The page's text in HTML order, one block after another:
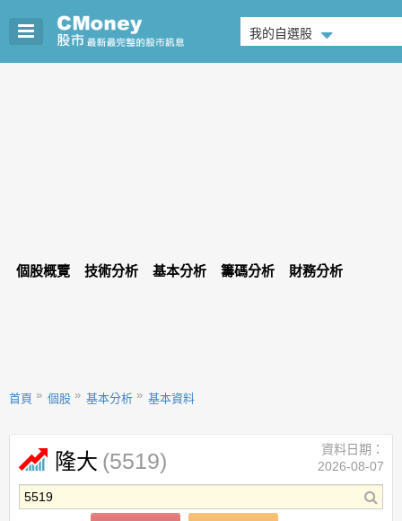
我的自選股
個股概覽 技術分析 基本分析 籌碼分析 財務分析
首頁 個股 基本分析 基本資料
隆大 (5519)
資料日期：
2026-08-07